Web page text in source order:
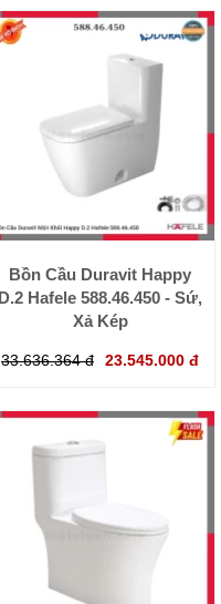
Bồn Cầu Duravit Happy
D.2 Hafele 588.46.450 - Sứ,
Xả Kép
33.636.364 đ 23.545.000 đ